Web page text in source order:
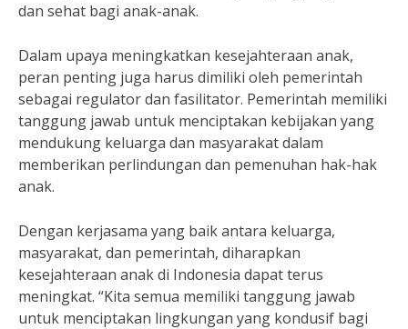
dan sehat bagi anak-anak.
Dalam upaya meningkatkan kesejahteraan anak,
peran penting juga harus dimiliki oleh pemerintah
sebagai regulator dan fasilitator. Pemerintah memiliki
tanggung jawab untuk menciptakan kebijakan yang
mendukung keluarga dan masyarakat dalam
memberikan perlindungan dan pemenuhan hak-hak
anak.
Dengan kerjasama yang baik antara keluarga,
masyarakat, dan pemerintah, diharapkan
kesejahteraan anak di Indonesia dapat terus
meningkat. “Kita semua memiliki tanggung jawab
untuk menciptakan lingkungan yang kondusif bagi